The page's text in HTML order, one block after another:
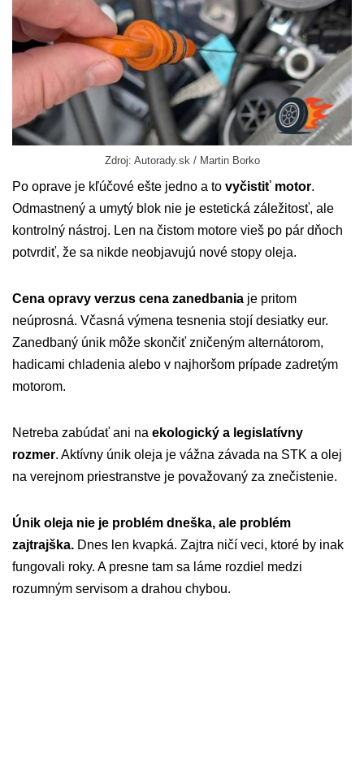
Zdroj: Autorady.sk / Martin Borko
Po oprave je kľúčové ešte jedno a to vyčistiť motor.
Odmastnený a umytý blok nie je estetická záležitosť, ale
kontrolný nástroj. Len na čistom motore vieš po pár dňoch
potvrdiť, že sa nikde neobjavujú nové stopy oleja.
Cena opravy verzus cena zanedbania je pritom
neúprosná. Včasná výmena tesnenia stojí desiatky eur.
Zanedbaný únik môže skončiť zničeným alternátorom,
hadicami chladenia alebo v najhoršom prípade zadretým
motorom.
Netreba zabúdať ani na ekologický a legislatívny
rozmer. Aktívny únik oleja je vážna závada na STK a olej
na verejnom priestranstve je považovaný za znečistenie.
Únik oleja nie je problém dneška, ale problém
zajtrajška. Dnes len kvapká. Zajtra ničí veci, ktoré by inak
fungovali roky. A presne tam sa láme rozdiel medzi
rozumným servisom a drahou chybou.